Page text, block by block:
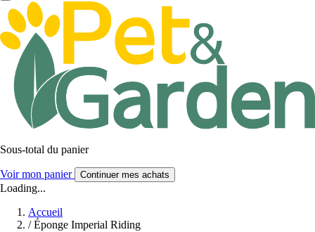
Sous-total du panier
Voir mon panier Continuer mes achats
Loading...
Accueil
/ Éponge Imperial Riding